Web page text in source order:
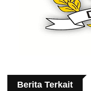
Berita Terkait